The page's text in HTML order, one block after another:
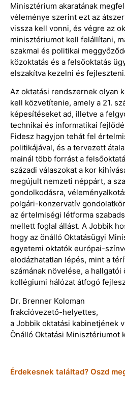
Minisztérium akaratának
véleménye szerint ezt az
vissza kell vonni, és végre az
minisztériumot kell felállítani,
szakmai és politikai
közoktatás és a felsőoktatás
elszakítva kezelni és fejleszteni.
Az oktatási rendszernek olyan
kell közvetítenie, amely a 21.
képesítéseket ad, illetve a
technikai és informatikai
Fidesz hagyjon tehát fel
politikájával, és a tervezett
mainál több forrást a
századi válaszokat a kor
megújult nemzeti néppárt, a
gondolkodásra,
polgári-konzervatív
az értelmiségi létforma
mellett foglal állást. A Jobbik
hogy az önálló Oktatásügyi
egyetemi oktatók európai-
elodázhatatlan lépés, mint a
számának növelése, a
kollégiumi hálózat átfogó
Dr. Brenner Koloman
frakcióvezető-helyettes,
a Jobbik oktatási kabinetjének
Önálló Oktatási Minisztériumot
Érdekesnek találtad? Oszd